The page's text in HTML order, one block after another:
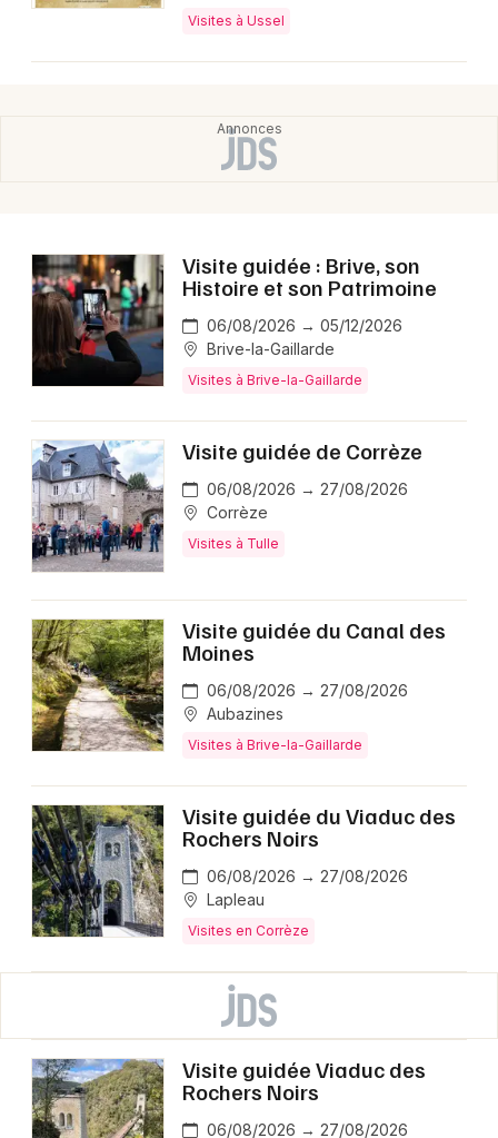
Visites à Ussel
Visite guidée : Brive, son
Histoire et son Patrimoine
06/08/2026 → 05/12/2026
Brive-la-Gaillarde
Visites à Brive-la-Gaillarde
Visite guidée de Corrèze
06/08/2026 → 27/08/2026
Corrèze
Visites à Tulle
Visite guidée du Canal des
Moines
06/08/2026 → 27/08/2026
Aubazines
Visites à Brive-la-Gaillarde
Visite guidée du Viaduc des
Rochers Noirs
06/08/2026 → 27/08/2026
Lapleau
Visites en Corrèze
Visite guidée Viaduc des
Rochers Noirs
06/08/2026 → 27/08/2026